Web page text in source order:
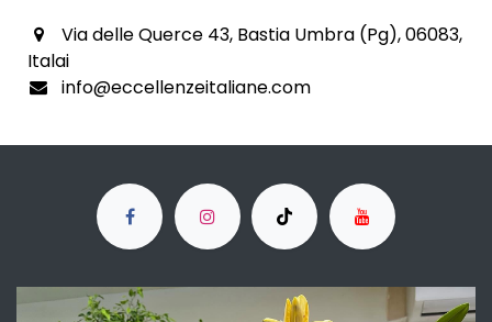
Via delle Querce 43, Bastia Umbra (Pg), 06083,
Italai
info@eccellenzeitaliane.com